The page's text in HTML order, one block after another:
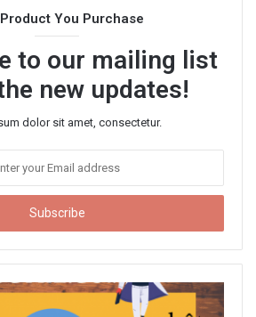
e
You Purchase
to our mailing list
new updates!
dolor sit amet, consectetur.